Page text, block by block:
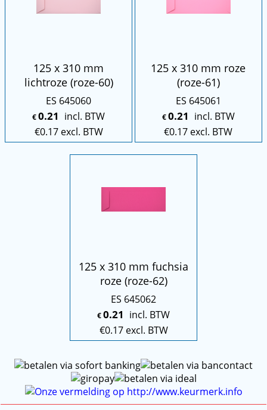
125 x 310 mm
lichtroze (roze-60)
ES 645060
€0.21 incl. BTW
€0.17 excl. BTW
125 x 310 mm roze
(roze-61)
ES 645061
€0.21 incl. BTW
€0.17 excl. BTW
125 x 310 mm fuchsia
roze (roze-62)
ES 645062
€0.21 incl. BTW
€0.17 excl. BTW